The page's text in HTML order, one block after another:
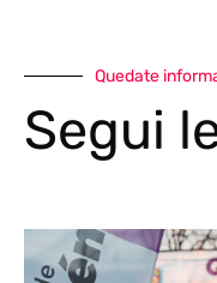
Quedate
Segui